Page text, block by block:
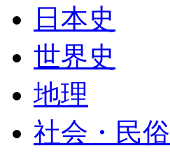
日本史
世界史
地理
社会・民俗